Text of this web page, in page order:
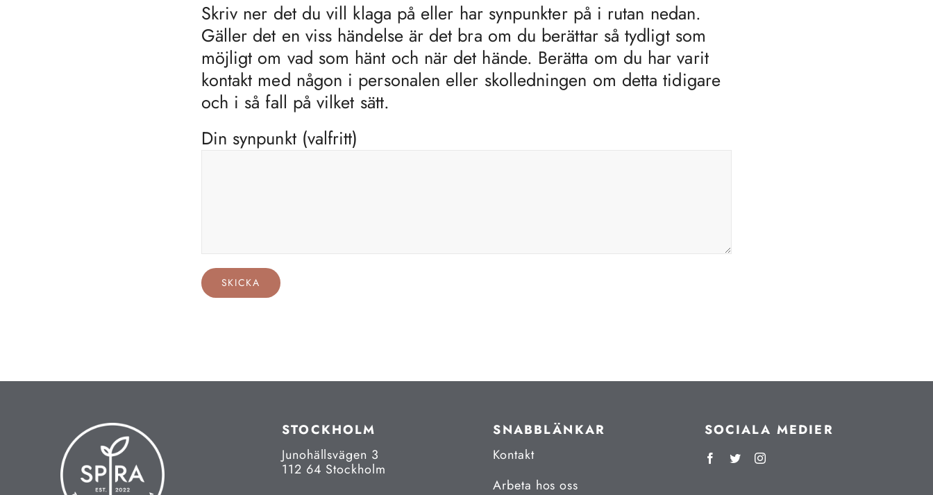
Skriv ner det du vill klaga på eller har synpunkter på i rutan nedan.
Gäller det en viss händelse är det bra om du berättar så tydligt som
möjligt om vad som hänt och när det hände. Berätta om du har varit
kontakt med någon i personalen eller skolledningen om detta tidigare
och i så fall på vilket sätt.
Din synpunkt (valfritt)
STOCKHOLM
Junohällsvägen 3
112 64 Stockholm
SNABBLÄNKAR
Kontakt
Arbeta hos oss
SOCIALA MEDIER